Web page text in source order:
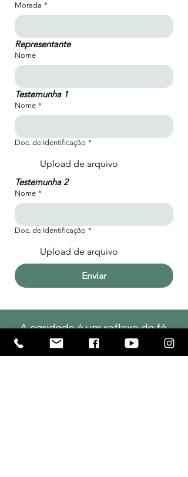
Morada *
Representante
Nome
Testemunha 1
Nome *
Doc. de Identificação *
Upload de arquivo
Testemunha 2
Nome *
Doc. de Identificação *
Upload de arquivo
Enviar
A caridade é um reflexo da fé.